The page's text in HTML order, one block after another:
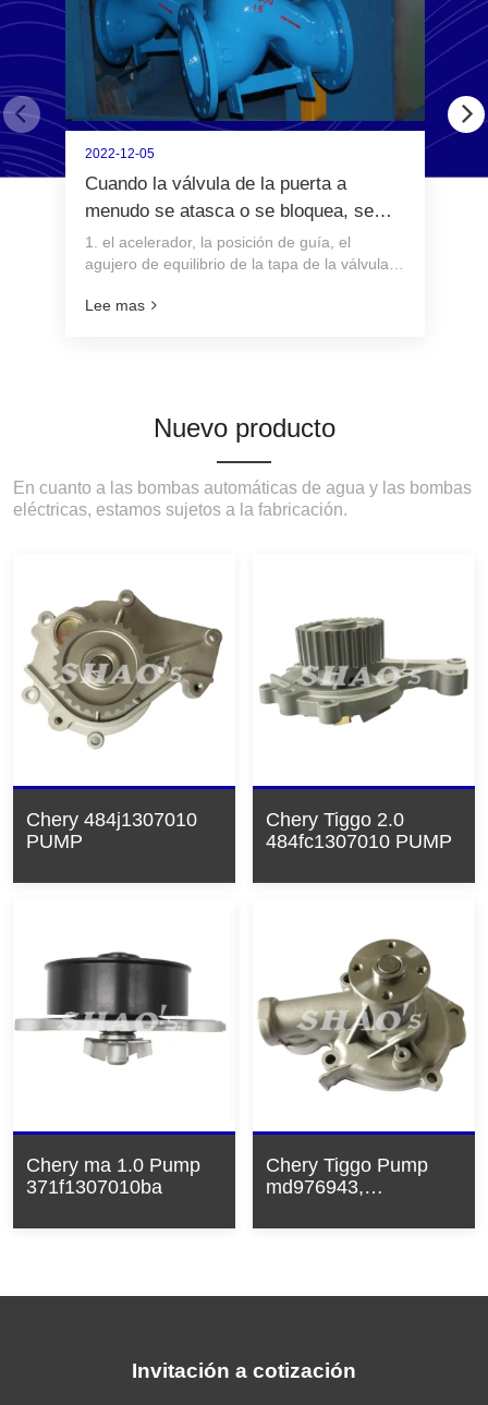
2022-12-05
Cuando la válvula de la puerta a
menudo se atasca o se bloquea, se
puede resolver de seis maneras.
1. el acelerador, la posición de guía, el
agujero de equilibrio de la tapa de la válvula
guía, el agujero de equilibrio de la tapa de la
Lee mas
Nuevo producto
En cuanto a las bombas automáticas de agua y las bombas
eléctricas, estamos sujetos a la fabricación.
Chery 484j1307010
PUMP
Chery Tiggo 2.0
484fc1307010 PUMP
Chery ma 1.0 Pump
371f1307010ba
Chery Tiggo Pump
md976943,
Invitación a cotización